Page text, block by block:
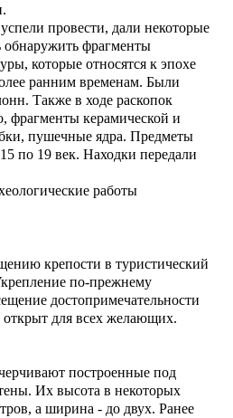
провести, дали некоторые
обнаружить фрагменты
которые относятся к эпохе
ранним временам. Были
Также в ходе раскопок
фрагменты керамической и
пушечные ядра. Предметы
по 19 век. Находки передали
работы
крепости в туристический
по-прежнему
достопримечательности
открыт для всех желающих.
построенные под
Их высота в некоторых
а ширина - до двух. Ранее